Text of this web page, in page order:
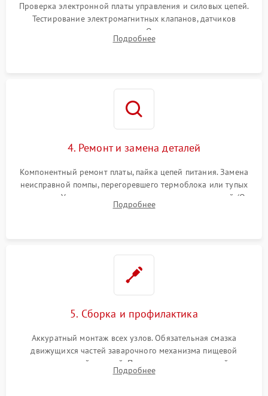
Проверка электронной платы управления и силовых цепей.
Тестирование электромагнитных клапанов, датчиков
температуры и расходомера. Оценка степени износа
жерновов кофемолки, уплотнительных колец гидросистемы
Подробнее
4. Ремонт и замена деталей
Компонентный ремонт платы, пайка цепей питания. Замена
неисправной помпы, перегоревшего термоблока или тупых
жерновов. Установка новых силиконовых уплотнителей (O-
ring) и тефлоновых трубок для надежного устранения
Подробнее
5. Сборка и профилактика
Аккуратный монтаж всех узлов. Обязательная смазка
движущихся частей заварочного механизма пищевой
силиконовой смазкой. Проведение программной
декальцинации и очистки системы от кофейных масел.
Подробнее